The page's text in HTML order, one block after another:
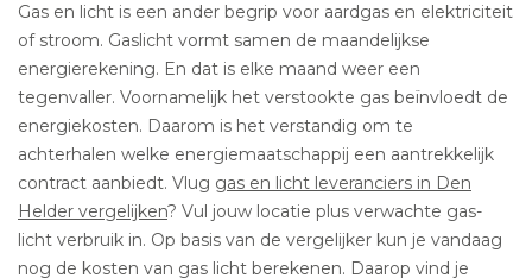
Gas en licht is een ander begrip voor aardgas en elektriciteit
of stroom. Gaslicht vormt samen de maandelijkse
energierekening. En dat is elke maand weer een
tegenvaller. Voornamelijk het verstookte gas beïnvloedt de
energiekosten. Daarom is het verstandig om te
achterhalen welke energiemaatschappij een aantrekkelijk
contract aanbiedt. Vlug gas en licht leveranciers in Den
Helder vergelijken? Vul jouw locatie plus verwachte gas-
licht verbruik in. Op basis van de vergelijker kun je vandaag
nog de kosten van gas licht berekenen. Daarop vind je